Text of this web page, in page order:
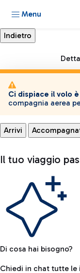
Menu
Ci dispiace il volo
compagnia aerea
Arrivi
Il tuo viaggio
Di cosa hai bisogno?
Chiedi in chat tutte